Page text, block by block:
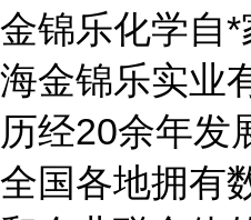
金锦乐化学自
海金锦乐实业
历经20余年发
全国各地拥有